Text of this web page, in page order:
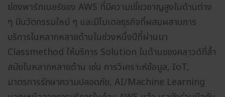
ย่องพาร์ทเนอร์ของ AWS ที่มีความเชี่ยวชาญสูงในด้านต่าง
ๆ มีนวัตกรรมใหม่ ๆ และมีโมเดลธุรกิจที่ผสมผสานการ
บริการในหลากหลายด้านในช่วงหนึ่งปีที่ผ่านมา
Classmethod ให้บริการ Solution ในด้านของคลาวด์ที่ล้ำ
สมัยในหลากหลายด้าน เช่น การวิเคราะห์ข้อมูล, IoT,
มาตรการรักษาความปลอดภัย, AI/Machine Learning